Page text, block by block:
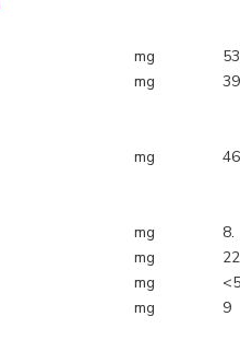
mg
53
mg 39
mg
mg
8.
mg
22
mg
mg 9